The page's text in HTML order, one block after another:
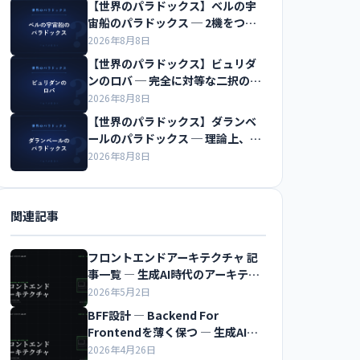
【世界のパラドックス】ベルの宇
宙船のパラドックス ─ 2機をつな
ぐ糸は切れるのか
2026年8月8日
【世界のパラドックス】ビュリダ
ンのロバ ─ 完全に対等な二択の前
で飢え死にする
2026年8月8日
【世界のパラドックス】ダランベ
ールのパラドックス ─ 理論上、水
の抵抗はゼロになる
2026年8月8日
関連記事
フロントエンドアーキテクチャ 記
事一覧 ― 生成AI時代のアーキテク
チャ超入門
2026年5月2日
BFF設計 ― Backend For
Frontendを薄く保つ ― 生成AI時
代のアーキテクチャ超入門
2026年4月26日